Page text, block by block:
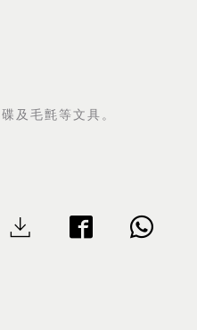
及毛氈等文具。